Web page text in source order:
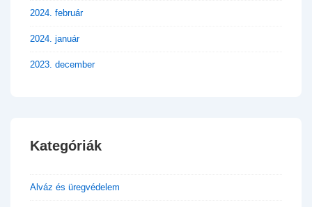
2024. február
2024. január
2023. december
Kategóriák
Alváz és üregvédelem